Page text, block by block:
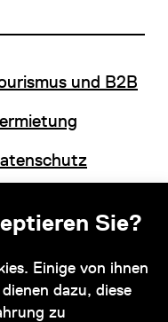
Sie?
Einige von ihnen
dazu, diese
zu
und B2B